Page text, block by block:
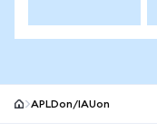
APLDon/IAUon